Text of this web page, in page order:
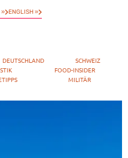
» ENGLISH »
DEUTSCHLAND
SCHWEIZ
FOOD-INSIDER
MILITÄR